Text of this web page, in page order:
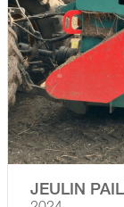
JEULIN